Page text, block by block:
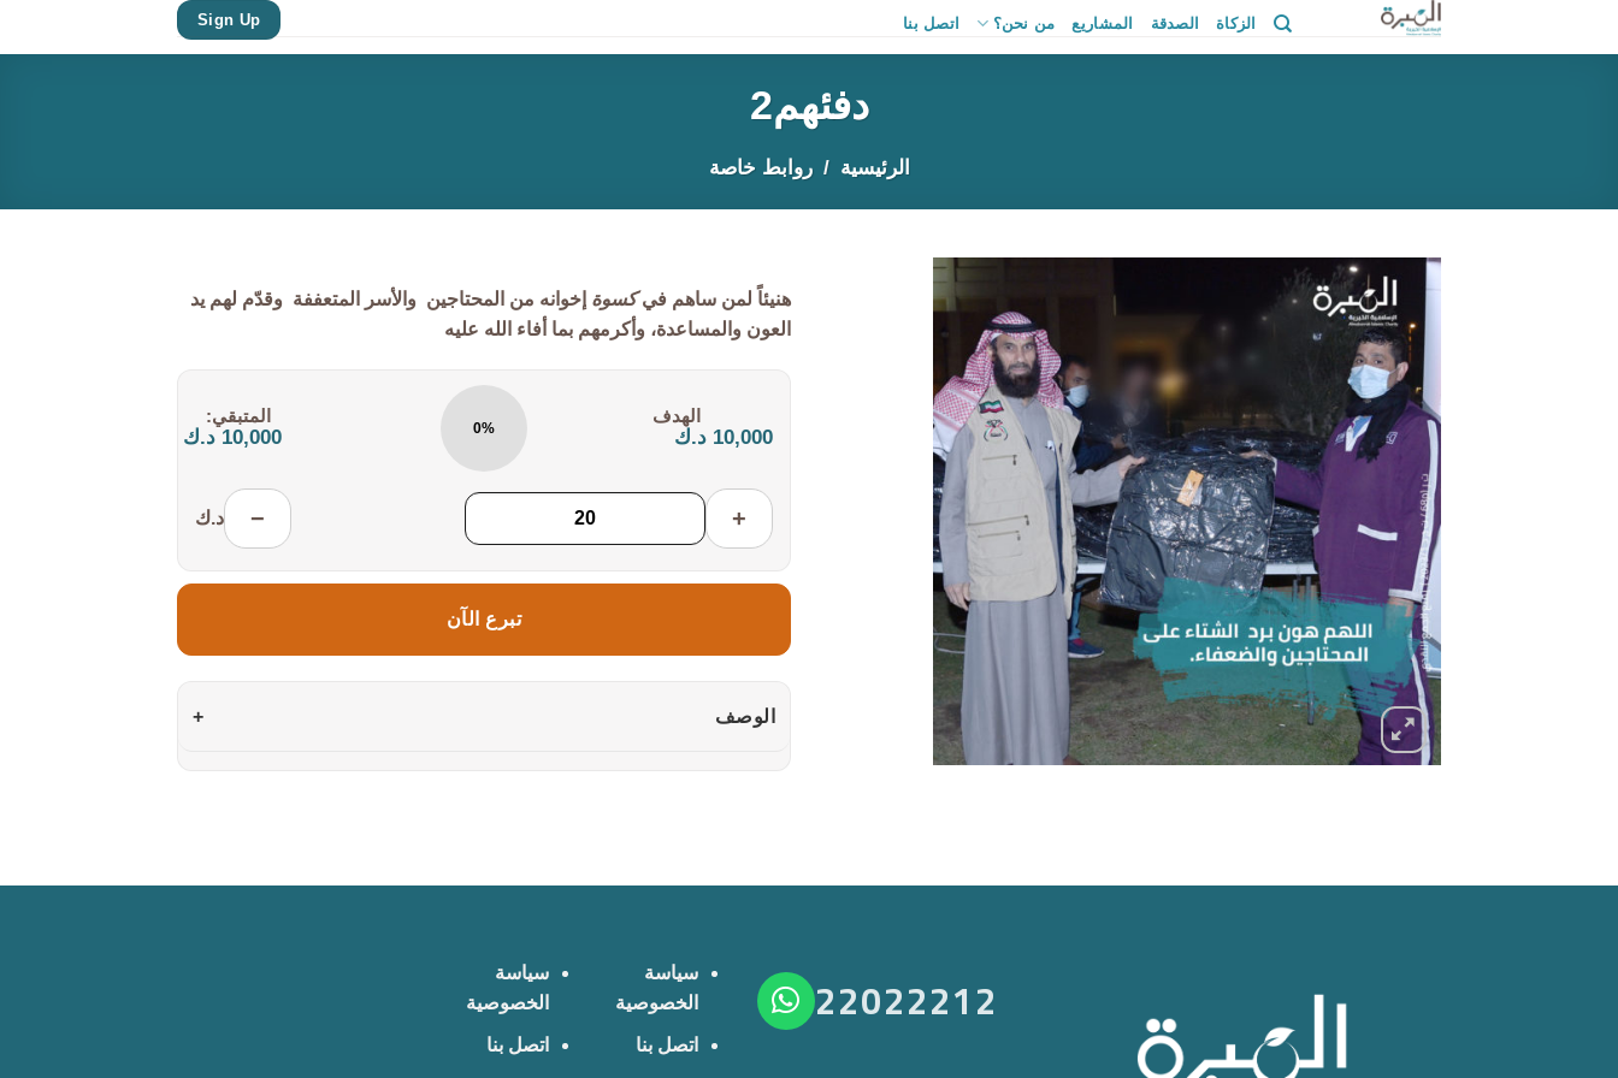
الزكاة الصدقة المشاريع من نحن؟ اتصل بنا Sign Up
دفئهم2
الرئيسية روابط خاصة
هنيئاً لمن ساهم فيكسوة إخوانه من المحتاجين والأسر المتعففة وقدّم لهم يد
العون والمساعدة، وأكرمهم بما أفاء الله عليه
10,000 د.ك 0%
المتبقي:
10,000 د.ك
+
− د.ك
تبرع الآن
الوصف +
22022212
سياسة
الخصوصية
اتصل بنا
سياسة
الخصوصية
اتصل بنا